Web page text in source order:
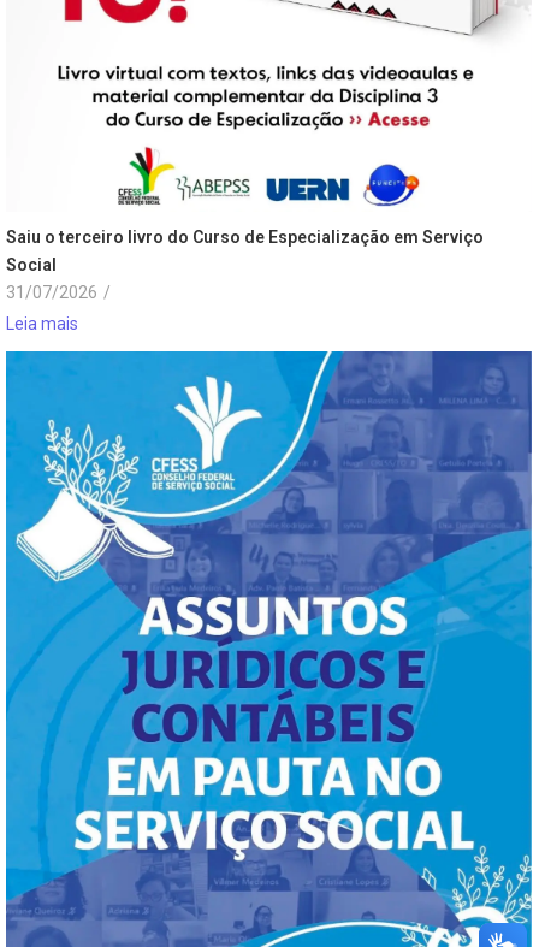
Saiu o terceiro livro do Curso de Especialização em Serviço
Social
31/07/2026 /
Leia mais